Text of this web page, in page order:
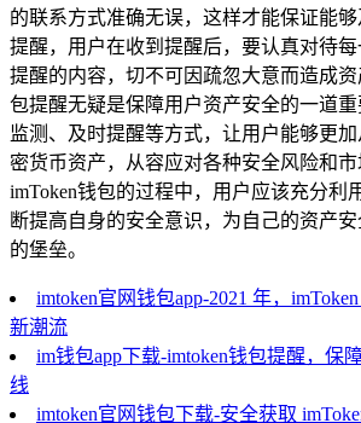
的联系方式准确无误，这样才能保证能
提醒，用户在收到提醒后，要认真对待
提醒的内容，切不可因疏忽大意而造成资
包提醒无疑是保障用户资产安全的一道
监测、及时提醒等方式，让用户能够更
密货币资产，从容应对各种安全风险和
imToken钱包的过程中，用户应该充分利
断提高自身的安全意识，为自己的资产
的堡垒。
imtoken官网钱包app-2021 年，
新潮流
im钱包app下载-imtoken钱包提醒，保
线
imtoken官网钱包下载-安全获取